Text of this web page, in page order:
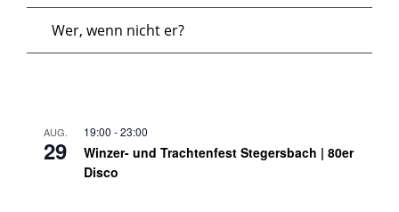
Wer, wenn nicht er?
AUG.
29
19:00 -23:00
Winzer- und Trachtenfest Stegersbach | 80er
Disco